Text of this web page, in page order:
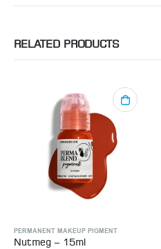
RELATED PRODUCTS
PERMANENT MAKEUP PIGMENT
Nutmeg – 15ml